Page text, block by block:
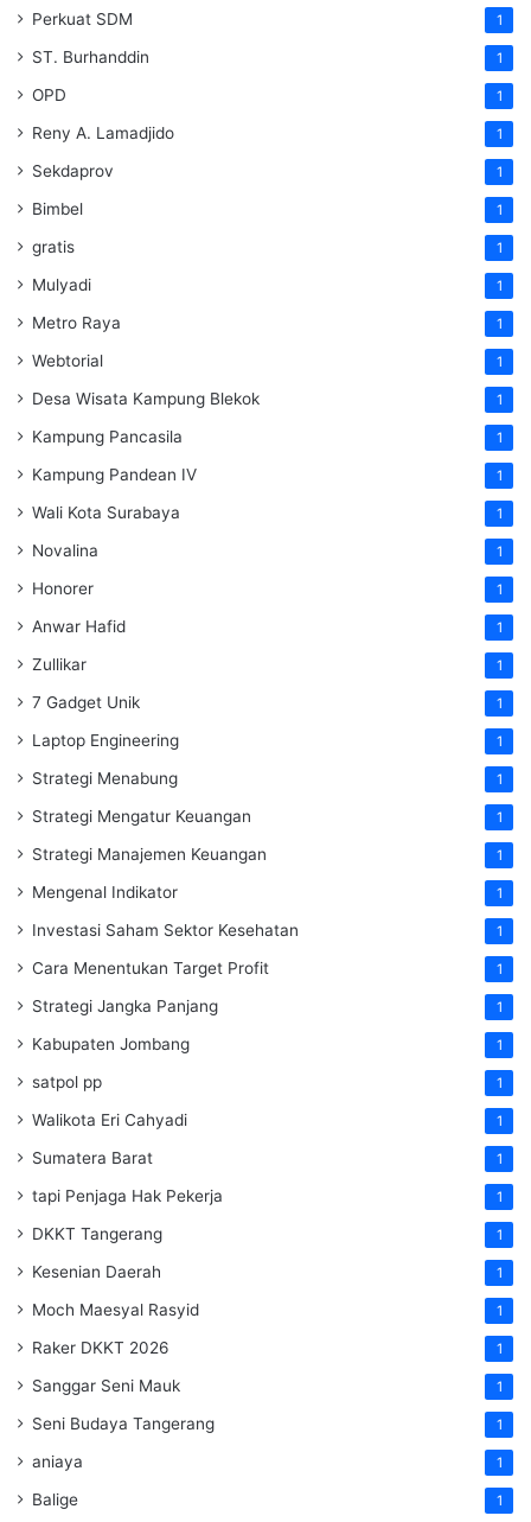
Perkuat SDM 1
ST. Burhanddin 1
OPD 1
Reny A. Lamadjido 1
Sekdaprov 1
Bimbel 1
gratis 1
Mulyadi 1
Metro Raya 1
Webtorial 1
Desa Wisata Kampung Blekok 1
Kampung Pancasila 1
Kampung Pandean IV 1
Wali Kota Surabaya 1
Novalina 1
Honorer 1
Anwar Hafid 1
Zullikar 1
7 Gadget Unik 1
Laptop Engineering 1
Strategi Menabung 1
Strategi Mengatur Keuangan 1
Strategi Manajemen Keuangan 1
Mengenal Indikator 1
Investasi Saham Sektor Kesehatan 1
Cara Menentukan Target Profit 1
Strategi Jangka Panjang 1
Kabupaten Jombang 1
satpol pp 1
Walikota Eri Cahyadi 1
Sumatera Barat 1
tapi Penjaga Hak Pekerja 1
DKKT Tangerang 1
Kesenian Daerah 1
Moch Maesyal Rasyid 1
Raker DKKT 2026 1
Sanggar Seni Mauk 1
Seni Budaya Tangerang 1
aniaya 1
Balige 1